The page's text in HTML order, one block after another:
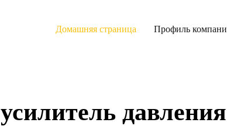
Домашняя страница Профиль
усилитель